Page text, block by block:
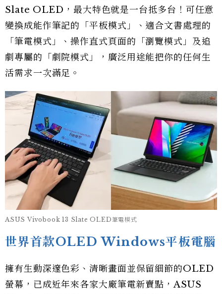
Slate OLED，最大特色就是一台抵多台！可任意
變換成能作筆記的「平板模式」、適合文書處理的
「筆電模式」、操作直式頁面的「瀏覽模式」及追
劇專屬的「劇院模式」，廣泛用途能把你的任何生
活需求一次滿足。
ASUS Vivobook 13 Slate OLED筆電模式
世界首款OLED Windows平板電腦
擁有生動深邃色彩、清晰畫面並保留細節的OLED
螢幕，已成近年來各家大廠筆電新賣點，ASUS